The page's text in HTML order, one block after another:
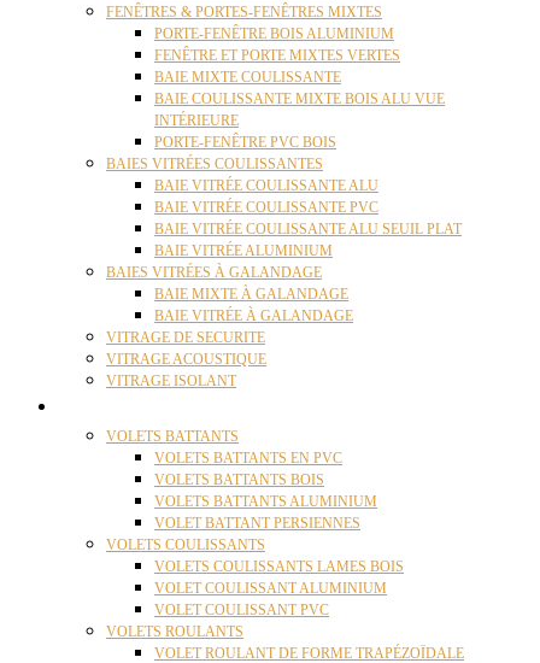
FENÊTRES & PORTES-FENÊTRES MIXTES
PORTE-FENÊTRE BOIS ALUMINIUM
FENÊTRE ET PORTE MIXTES VERTES
BAIE MIXTE COULISSANTE
BAIE COULISSANTE MIXTE BOIS ALU VUE
INTÉRIEURE
PORTE-FENÊTRE PVC BOIS
BAIES VITRÉES COULISSANTES
BAIE VITRÉE COULISSANTE ALU
BAIE VITRÉE COULISSANTE PVC
BAIE VITRÉE COULISSANTE ALU SEUIL PLAT
BAIE VITRÉE ALUMINIUM
BAIES VITRÉES À GALANDAGE
BAIE MIXTE À GALANDAGE
BAIE VITRÉE À GALANDAGE
VITRAGE DE SECURITE
VITRAGE ACOUSTIQUE
VITRAGE ISOLANT
VOLETS BATTANTS
VOLETS BATTANTS EN PVC
VOLETS BATTANTS BOIS
VOLETS BATTANTS ALUMINIUM
VOLET BATTANT PERSIENNES
VOLETS COULISSANTS
VOLETS COULISSANTS LAMES BOIS
VOLET COULISSANT ALUMINIUM
VOLET COULISSANT PVC
VOLETS ROULANTS
VOLET ROULANT DE FORME TRAPÉZOÏDALE